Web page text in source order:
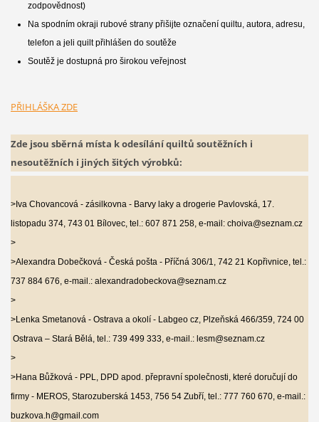
zodpovědnost)
Na spodním okraji rubové strany přišijte označení quiltu, autora, adresu,
telefon a jeli quilt přihlášen do soutěže
Soutěž je dostupná pro širokou veřejnost
PŘIHLÁŠKA ZDE
Zde jsou sběrná místa k odesílání quiltů soutěžních i
nesoutěžních i jiných šitých výrobků:
>Iva Chovancová - zásilkovna - Barvy laky a drogerie Pavlovská, 17.
listopadu 374, 743 01 Bílovec, tel.: 607 871 258, e-mail: choiva@seznam.cz
>
>Alexandra Dobečková - Česká pošta - Příčná 306/1, 742 21 Kopřivnice, tel.:
737 884 676, e-mail.: alexandradobeckova@seznam.cz
>
>Lenka Smetanová - Ostrava a okolí - Labgeo cz, Plzeňská 466/359, 724 00
Ostrava – Stará Bělá, tel.: 739 499 333, e-mail.: lesm@seznam.cz
>
>Hana Bůžková - PPL, DPD apod. přepravní společnosti, které doručují do
firmy - MEROS, Starozuberská 1453, 756 54 Zubří, tel.: 777 760 670, e-mail.:
buzkova.h@gmail.com